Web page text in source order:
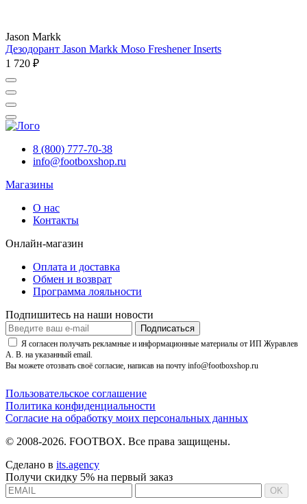
Jason Markk
Дезодорант Jason Markk Moso Freshener Inserts
1 720 ₽
8 (800) 777-70-38
info@footboxshop.ru
Магазины
О нас
Контакты
Онлайн-магазин
Оплата и доставка
Обмен и возврат
Программа лояльности
Подпишитесь на наши новости
Подписаться
Я согласен получать рекламные и информационные материалы от ИП Журавлев
А. В. на указанный email.
Вы можете отозвать своё согласие, написав на почту info@footboxshop.ru
Пользовательское соглашение
Политика конфиденциальности
Согласие на обработку моих персональных данных
© 2008-2026. FOOTBOX. Все права защищены.
Сделано в its.agency
Получи скидку 5% на первый заказ
OK